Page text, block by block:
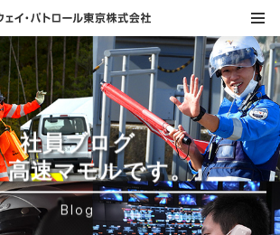
社員ブログ
高速マモルです。』
Blog